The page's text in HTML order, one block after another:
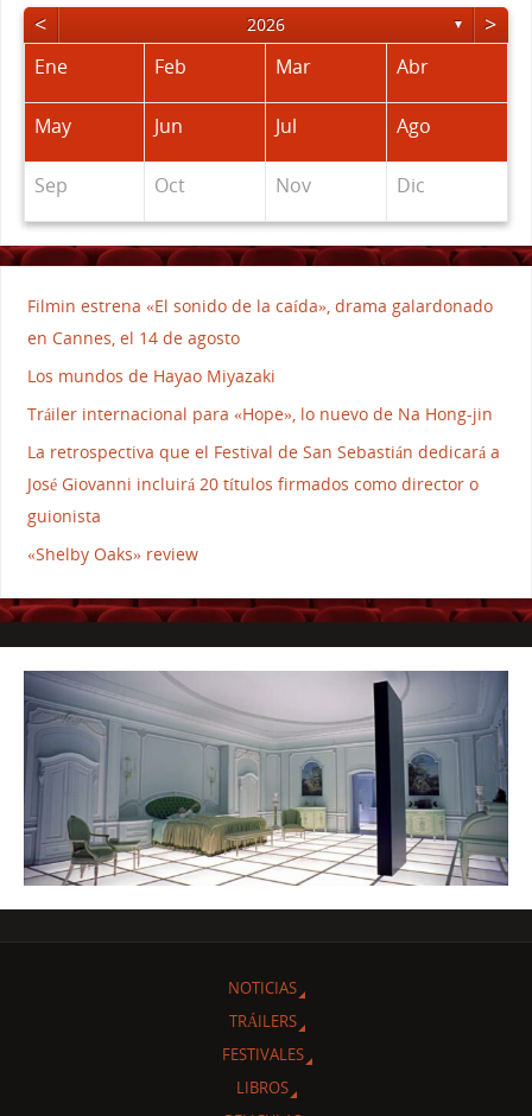
< 2026 ▼ >
Ene Feb Mar Abr
May Jun Jul Ago
Sep Oct Nov Dic
Filmin estrena «El sonido de la caída», drama galardonado
en Cannes, el 14 de agosto
Los mundos de Hayao Miyazaki
Tráiler internacional para «Hope», lo nuevo de Na Hong-jin
La retrospectiva que el Festival de San Sebastián dedicará a
José Giovanni incluirá 20 títulos firmados como director o
guionista
«Shelby Oaks» review
NOTICIAS
TRÁILERS
FESTIVALES
LIBROS